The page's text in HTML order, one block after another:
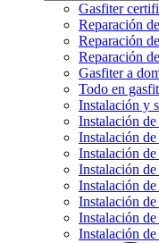
Gasfiter
Reparación
Reparación
Reparación
Gasfiter a
Todo en
Instalación y
Instalación
Instalación
Instalación
Instalación
Instalación
Instalación
Instalación
Instalación